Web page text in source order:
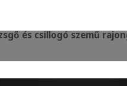
és csillogó szemű